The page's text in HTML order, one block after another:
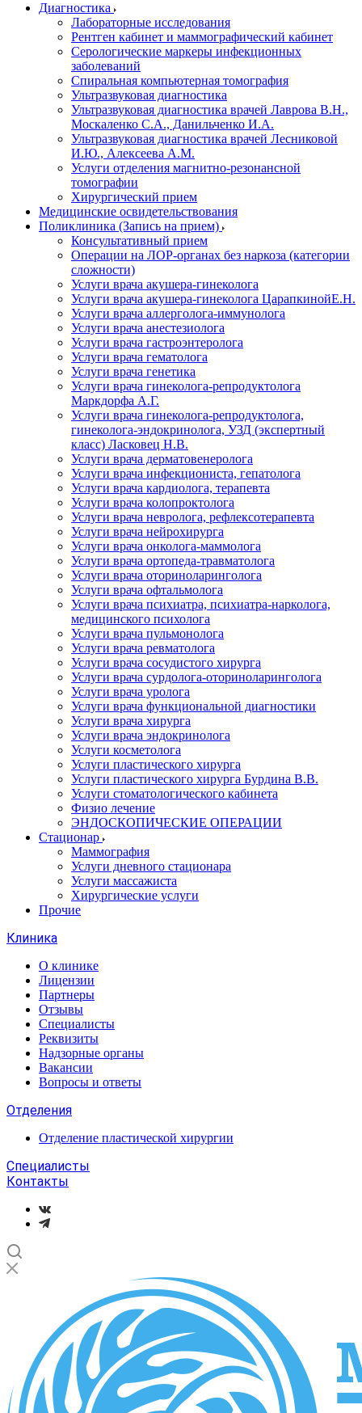
Диагностика
Лабораторные исследования
Рентген кабинет и маммографический кабинет
Серологические маркеры инфекционных
заболеваний
Спиральная компьютерная томография
Ультразвуковая диагностика
Ультразвуковая диагностика врачей Лаврова В.Н.,
Москаленко С.А., Данильченко И.А.
Ультразвуковая диагностика врачей Лесниковой
И.Ю., Алексеева А.М.
Услуги отделения магнитно-резонансной
томографии
Хирургический прием
Медицинские освидетельствования
Поликлиника (Запись на прием)
Консультативный прием
Операции на ЛОР-органах без наркоза (категории
сложности)
Услуги врача акушера-гинеколога
Услуги врача акушера-гинеколога ЦарапкинойЕ.Н.
Услуги врача аллерголога-иммунолога
Услуги врача анестезиолога
Услуги врача гастроэнтеролога
Услуги врача гематолога
Услуги врача генетика
Услуги врача гинеколога-репродуктолога
Маркдорфа А.Г.
Услуги врача гинеколога-репродуктолога,
гинеколога-эндокринолога, УЗД (экспертный
класс) Ласковец Н.В.
Услуги врача дерматовенеролога
Услуги врача инфекциониста, гепатолога
Услуги врача кардиолога, терапевта
Услуги врача колопроктолога
Услуги врача невролога, рефлексотерапевта
Услуги врача нейрохирурга
Услуги врача онколога-маммолога
Услуги врача ортопеда-травматолога
Услуги врача оториноларинголога
Услуги врача офтальмолога
Услуги врача психиатра, психиатра-нарколога,
медицинского психолога
Услуги врача пульмонолога
Услуги врача ревматолога
Услуги врача сосудистого хирурга
Услуги врача сурдолога-оториноларинголога
Услуги врача уролога
Услуги врача функциональной диагностики
Услуги врача хирурга
Услуги врача эндокринолога
Услуги косметолога
Услуги пластического хирурга
Услуги пластического хирурга Бурдина В.В.
Услуги стоматологического кабинета
Физио лечение
ЭНДОСКОПИЧЕСКИЕ ОПЕРАЦИИ
Стационар
Маммография
Услуги дневного стационара
Услуги массажиста
Хирургические услуги
Прочие
Клиника
О клинике
Лицензии
Партнеры
Отзывы
Специалисты
Реквизиты
Надзорные органы
Вакансии
Вопросы и ответы
Отделения
Отделение пластической хирургии
Специалисты
Контакты